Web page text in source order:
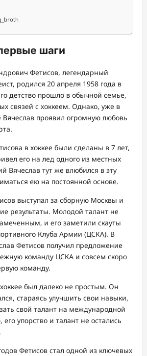
шаги
Фетисов, легендарный
родился 20 апреля 1958 года в
детство прошло в обычной семье,
связей с хоккеем. Однако, уже в
Вячеслав проявил огромную любовь
в хоккее были сделаны в 7 лет,
его на лед одного из местных
Вячеслав тут же влюбился в эту
ею на постоянной основе.
выступал за сборную Москвы и
результаты. Молодой талант не
и его заметили скауты
Клуба Армии (ЦСКА). В
Фетисов получил предложение
команду ЦСКА и совсем скоро
команду.
был далеко не простым. Он
стараясь улучшить свои навыки,
свой талант на международной
упорство и талант не остались
Фетисов стал одной из ключевых